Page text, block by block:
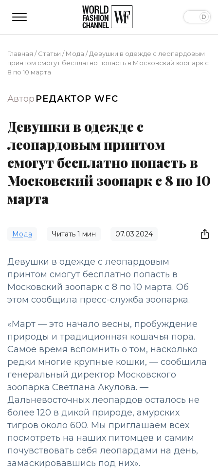
Главная /Статьи /Мода /Девушки в одежде с леопардовым
принтом смогут бесплатно попасть в Московский зоопарк с
8 по 10 марта
Автор РЕДАКТОР WFC
Девушки в одежде с
леопардовым принтом
смогут бесплатно попасть в
Московский зоопарк с 8 по 10
марта
Мода Читать 1 мин 07.03.2024
Девушки в одежде с леопардовым
принтом смогут бесплатно попасть в
Московский зоопарк с 8 по 10 марта. Об
этом сообщила пресс-служба зоопарка.
«Март — это начало весны, пробуждение
природы и традиционная кошачья пора.
Самое время вспомнить о том, насколько
редки многие крупные кошки, — сообщила
генеральный директор Московского
зоопарка Светлана Акулова. —
Дальневосточных леопардов осталось не
более 120 в дикой природе, амурских
тигров около 600. Мы приглашаем всех
посмотреть на наших питомцев и самим
почувствовать себя леопардами на день,
замаскировавшись под них».